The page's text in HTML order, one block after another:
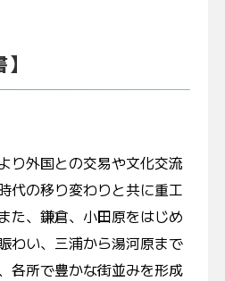
り外国との交易や文化交流
代の移り変わりと共に重工
た、鎌倉、小田原をはじめ
わい、三浦から湯河原まで
各所で豊かな街並みを形成